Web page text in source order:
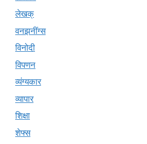
लेखक्
वनझनींग्स
विनोदी
विपणन
व्यंग्यकार
व्यापार
शिक्षा
शेफ्स